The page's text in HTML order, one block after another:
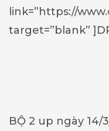
link=”https://
target=”blank”
BỘ 2 up ngày 14/